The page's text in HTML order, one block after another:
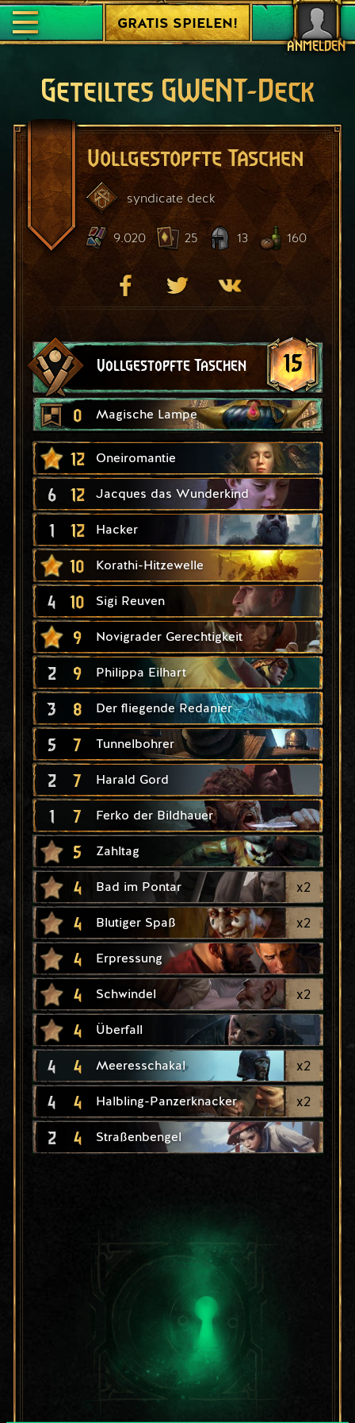
ANMELDEN
GRATIS SPIELEN!
Geteiltes GWENT-Deck
Vollgestopfte Taschen
syndicate deck
9.020 25 13 160
Vollgestopfte Taschen 15
0 Magische Lampe
12 Oneiromantie
6 12 Jacques das Wunderkind
1 12 Hacker
10 Korathi-Hitzewelle
4 10 Sigi Reuven
9 Novigrader Gerechtigkeit
2 9 Philippa Eilhart
3 8 Der fliegende Redanier
5 7 Tunnelbohrer
2 7 Harald Gord
1 7 Ferko der Bildhauer
5 Zahltag
4 Bad im Pontar x2
4 Blutiger Spaß x2
4 Erpressung
4 Schwindel x2
4 Überfall
4 4 Meeresschakal x2
4 4 Halbling-Panzerknacker x2
2 4 Straßenbengel